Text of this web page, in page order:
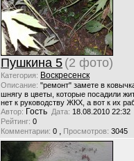
Пушкина 5 (2 фото)
Категория: Воскресенск
Описание: "ремонт" замете в
шнягу в цветы, которые посадили
нет к руководству ЖКХ, а вот к их
Автор: Гость Дата: 18.08.2010 22:32
Рейтинг: 0
Комментарии: 0 , Просмотров: 3045